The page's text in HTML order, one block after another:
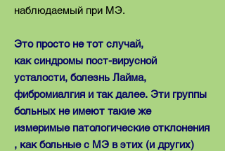
наблюдаемый при МЭ.
Это просто не тот случай,
как синдромы пост-вирусной
усталости, болезнь Лайма,
фибромиалгия и так далее. Эти группы
больных не имеют такие же
измеримые патологические отклонения
, как больные с МЭ в этих (и других)